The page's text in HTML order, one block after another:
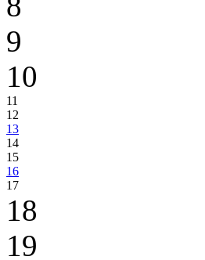
9
10
11
12
13
14
15
16
17
18
19